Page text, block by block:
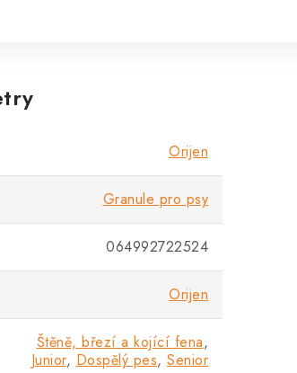
Orijen
Granule pro psy
064992722524
Orijen
Štěně, březí a kojící fena,
Junior, Dospělý pes, Senior